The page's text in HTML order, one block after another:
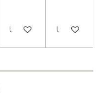
Uitverkocht Uitverkocht